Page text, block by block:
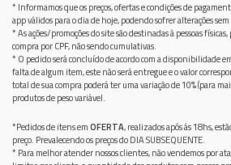
* Informamos que os preços, ofertas e condições de
app válidos para o dia de hoje, podendo sofrer alterações
* As ações/promoções do site são destinadas à pessoas
compra por CPF, não sendo cumulativas.
* O pedido será concluído de acordo com a disponibilidade
falta de algum item, este não será entregue e o valor
total de sua compra poderá ter uma variação de 10% (para
produtos de peso variável.
*Pedidos de itens emOFERTA, realizados após ás 18hs,
preço. Prevalecendo os preços do DIA SUBSEQUENTE.
* Para melhor atender nossos clientes, não vendemos por